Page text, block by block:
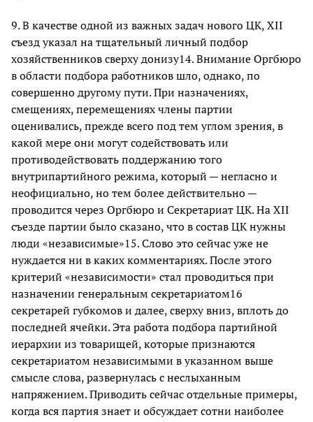
9. В качестве одной из важных задач нового ЦК, XII
съезд указал на тщательный личный подбор
хозяйственников сверху донизу14. Внимание Оргбюро
в области подбора работников шло, однако, по
совершенно другому пути. При назначениях,
смещениях, перемещениях члены партии
оценивались, прежде всего под тем углом зрения, в
какой мере они могут содействовать или
противодействовать поддержанию того
внутрипартийного режима, который — негласно и
неофициально, но тем более действительно —
проводится через Оргбюро и Секретариат ЦК. На XII
съезде партии было сказано, что в состав ЦК нужны
люди «независимые»15. Слово это сейчас уже не
нуждается ни в каких комментариях. После этого
критерий «независимости» стал проводиться при
назначении генеральным секретариатом16
секретарей губкомов и далее, сверху вниз, вплоть до
последней ячейки. Эта работа подбора партийной
иерархии из товарищей, которые признаются
секретариатом независимыми в указанном выше
смысле слова, развернулась с неслыханным
напряжением. Приводить сейчас отдельные примеры,
когда вся партия знает и обсуждает сотни наиболее